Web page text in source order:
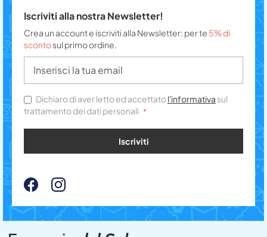
Iscriviti alla nostra Newsletter!
Crea un account e iscriviti alla Newsletter: per te 5% di
scontosul primo ordine.
Dichiaro di aver letto ed accettatol'informativa sul
trattamento dei dati personali
Iscriviti